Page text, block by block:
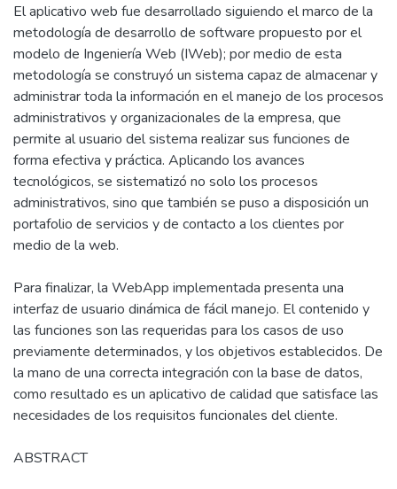
El aplicativo web fue desarrollado siguiendo el marco de la
metodología de desarrollo de software propuesto por el
modelo de Ingeniería Web (IWeb); por medio de esta
metodología se construyó un sistema capaz de almacenar y
administrar toda la información en el manejo de los procesos
administrativos y organizacionales de la empresa, que
permite al usuario del sistema realizar sus funciones de
forma efectiva y práctica. Aplicando los avances
tecnológicos, se sistematizó no solo los procesos
administrativos, sino que también se puso a disposición un
portafolio de servicios y de contacto a los clientes por
medio de la web.
Para finalizar, la WebApp implementada presenta una
interfaz de usuario dinámica de fácil manejo. El contenido y
las funciones son las requeridas para los casos de uso
previamente determinados, y los objetivos establecidos. De
la mano de una correcta integración con la base de datos,
como resultado es un aplicativo de calidad que satisface las
necesidades de los requisitos funcionales del cliente.
ABSTRACT